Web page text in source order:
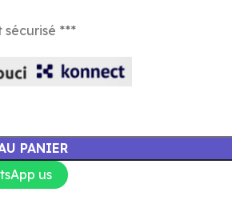
sécurisé ***
PANIER
us